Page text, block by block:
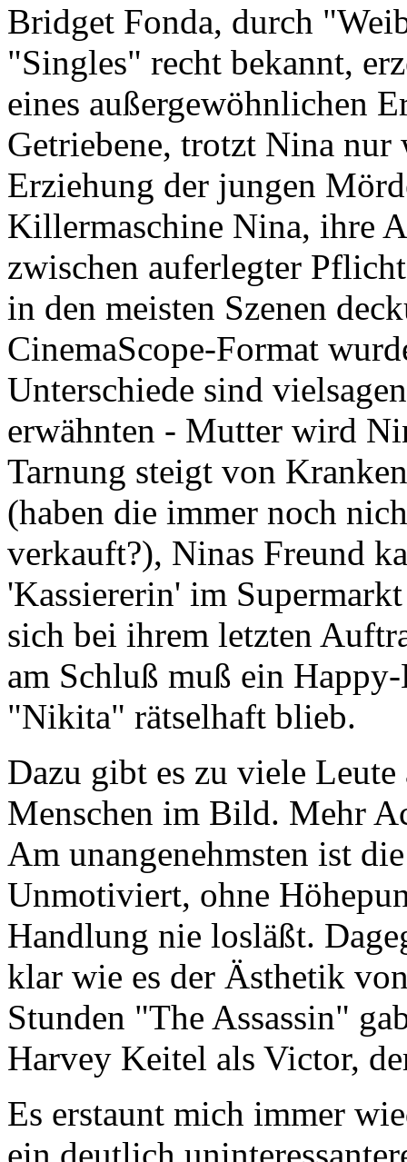
Bridget Fonda, durch
"Singles" recht bekannt,
eines außergewöhnlichen
Getriebene, trotzt Nina nur
Erziehung der jungen
Killermaschine Nina, ihre
zwischen auferlegter
in den meisten Szenen
CinemaScope-Format
Unterschiede sind
erwähnten - Mutter wird
Tarnung steigt von
(haben die immer noch
verkauft?), Ninas Freund
'Kassiererin' im
sich bei ihrem letzten
am Schluß muß ein
"Nikita" rätselhaft blieb.
Dazu gibt es zu viele
Menschen im Bild. Mehr
Am unangenehmsten ist
Unmotiviert, ohne
Handlung nie losläßt.
klar wie es der Ästhetik
Stunden "The Assassin"
Harvey Keitel als Victor,
Es erstaunt mich immer
ein deutlich